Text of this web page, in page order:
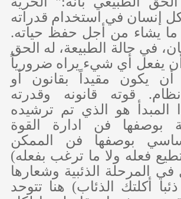
كل إنسان في استخدام قدراته
ما يشاء من أجل حفظ حياته.
في حالة الطبيعة، له الحق
يفعل أي شيء يراه ضرورياً
أن يكون مقيداً بقانون أو
قوته قانونه وقدرته
المبدأ هو الذي تم ترشيده
بوصفها فن ادارة القوة
بوصفها فن الممكن
فعله ولا ما ترغب بفعله)
في المرحلة الذئبية وشعارها
أكلتك الذئاب) هنا تتوحد